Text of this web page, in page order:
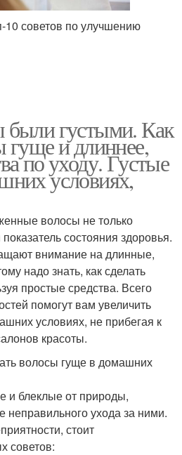
10 советов по улучшению
густыми. Как
гуще и длиннее,
по уходу. Густые
условиях,
волосы не только
состояния здоровья.
внимание на длинные,
надо знать, как сделать
простые средства. Всего
помогут вам увеличить
условиях, не прибегая к
красоты.
волосы гуще в домашних
и блеклые от природы,
неправильного ухода за ними.
стоит
советов: